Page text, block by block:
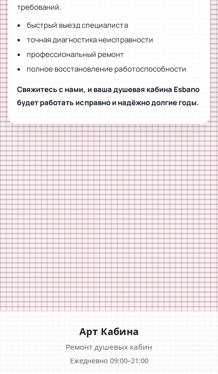
требований.
быстрый выезд специалиста
точная диагностика неисправности
профессиональный ремонт
полное восстановление работоспособности
Свяжитесь с нами, и ваша душевая кабина Esbano
будет работать исправно и надёжно долгие годы.
Арт Кабина
Ремонт душевых кабин
Ежедневно 09:00–21:00